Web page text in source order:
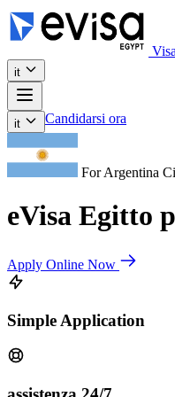
it
it Candidarsi ora
For Argentina
eVisa Egitto
Apply Online Now
Simple Application